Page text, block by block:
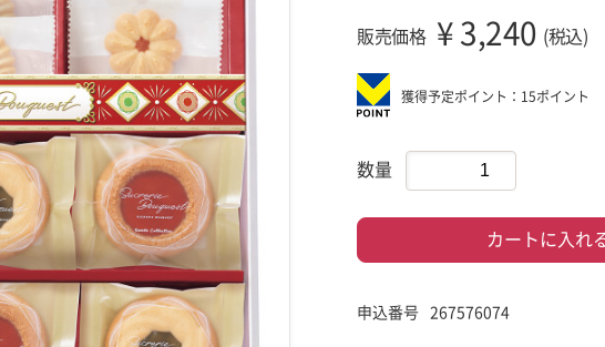
販売価格 ¥ 3,240 (税込)
獲得予定ポイント：15ポイント
数量
カートに入れ
申込番号 267576074